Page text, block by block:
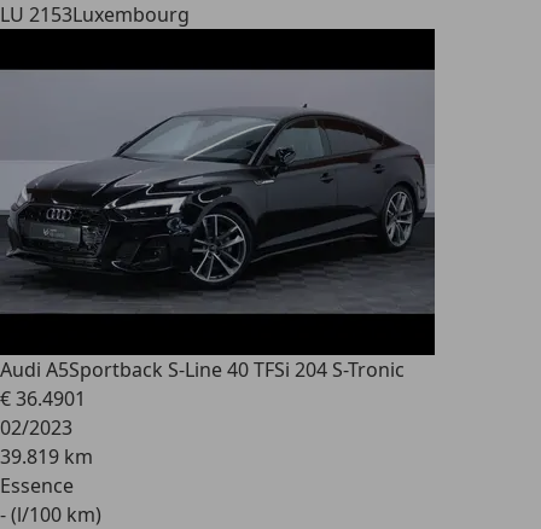
LU 2153Luxembourg
Audi A5Sportback S-Line 40 TFSi 204 S-Tronic
€ 36.4901
02/2023
39.819 km
Essence
- (l/100 km)